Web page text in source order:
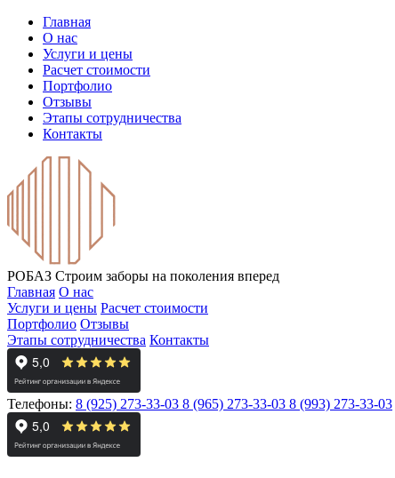
Главная
О нас
Услуги и цены
Расчет стоимости
Портфолио
Отзывы
Этапы сотрудничества
Контакты
РОБАЗ Строим заборы на поколения вперед
Главная О нас
Услуги и цены Расчет стоимости
Портфолио Отзывы
Этапы сотрудничества Контакты
Телефоны: 8 (925) 273-33-03 8 (965) 273-33-03 8 (993) 273-33-03